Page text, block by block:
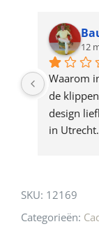
product
12
Waarom
de
design
in
SKU: 12169
Categorieën: